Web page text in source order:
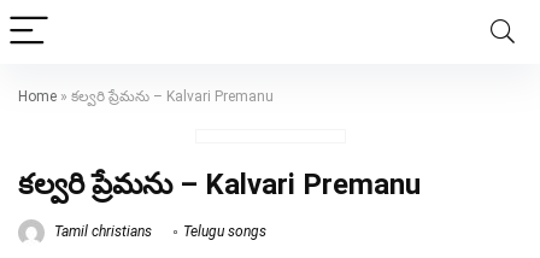
Home » కల్వరి ప్రేమను – Kalvari Premanu
కల్వరి ప్రేమను – Kalvari Premanu
Tamil christians Telugu songs